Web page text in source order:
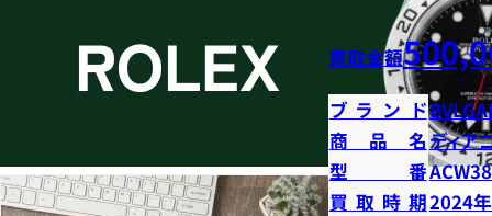
買取金額
ブランド
商品名ディア
型番
買取時期2024